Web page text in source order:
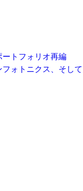
トフォリオ再編
ォトニクス、そして